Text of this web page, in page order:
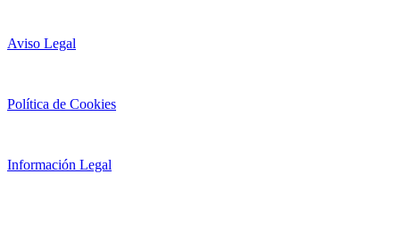
Aviso Legal
Política de Cookies
Información Legal